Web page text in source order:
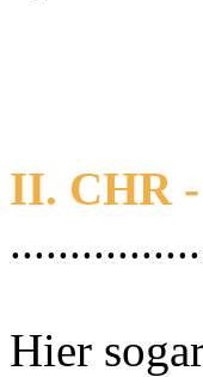
II. CHR
Hier